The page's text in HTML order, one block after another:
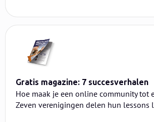
Gratis magazine: 7 succesverhalen
Hoe maak je een online community tot
Zeven verenigingen delen hun lessons